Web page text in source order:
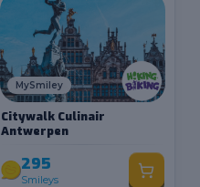
MySmiley
Citywalk Culinair
Antwerpen
295
Smileys